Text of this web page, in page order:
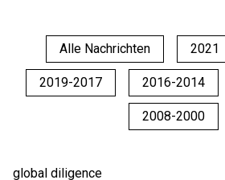
Alle Nachrichten 2021
2019-2017 2016-2014
2008-2000